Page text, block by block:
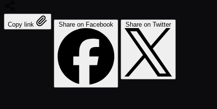
Copy link Share on Facebook Share on Twitter